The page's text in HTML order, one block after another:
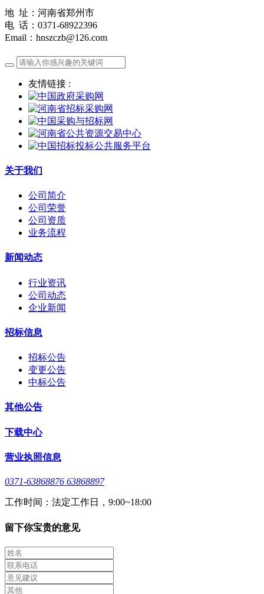
地 址：河南省郑州市
电 话：0371-68922396
Email：hnszczb@126.com
友情链接 :
关于我们
公司简介
公司荣誉
公司资质
业务流程
新闻动态
行业资讯
公司动态
企业新闻
招标信息
招标公告
变更公告
中标公告
其他公告
下载中心
营业执照信息
0371-63868876 63868897
工作时间：法定工作日，9:00~18:00
留下你宝贵的意见